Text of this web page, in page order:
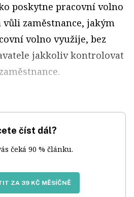
poskytne pracovní volno
vůli zaměstnance, jakým
volno využije, bez
jakkoliv kontrolovat
číst dál?
čeká 90 % článku.
ZA 39 KČ MĚSÍČNĚ